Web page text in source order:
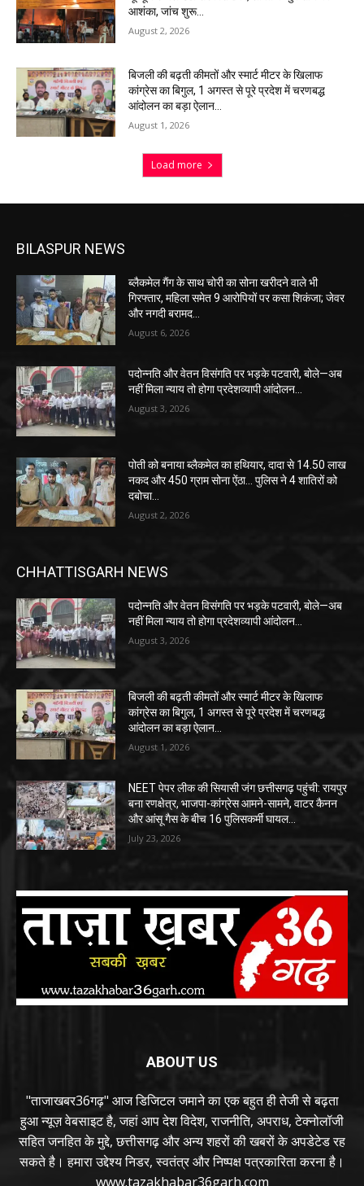
आशंका, जांच शुरू…
August 2, 2026
बिजली की बढ़ती कीमतों और स्मार्ट मीटर के खिलाफ
कांग्रेस का बिगुल, 1 अगस्त से पूरे प्रदेश में चरणबद्ध
आंदोलन का बड़ा ऐलान…
August 1, 2026
Load more
BILASPUR NEWS
ब्लैकमेल गैंग के साथ चोरी का सोना खरीदने वाले भी
गिरफ्तार, महिला समेत 9 आरोपियों पर कसा शिकंजा; जेवर
और नगदी बरामद…
August 6, 2026
पदोन्नति और वेतन विसंगति पर भड़के पटवारी, बोले—अब
नहीं मिला न्याय तो होगा प्रदेशव्यापी आंदोलन…
August 3, 2026
पोती को बनाया ब्लैकमेल का हथियार, दादा से 14.50 लाख
नकद और 450 ग्राम सोना ऐंठा… पुलिस ने 4 शातिरों को
दबोचा…
August 2, 2026
CHHATTISGARH NEWS
पदोन्नति और वेतन विसंगति पर भड़के पटवारी, बोले—अब
नहीं मिला न्याय तो होगा प्रदेशव्यापी आंदोलन…
August 3, 2026
बिजली की बढ़ती कीमतों और स्मार्ट मीटर के खिलाफ
कांग्रेस का बिगुल, 1 अगस्त से पूरे प्रदेश में चरणबद्ध
आंदोलन का बड़ा ऐलान…
August 1, 2026
NEET पेपर लीक की सियासी जंग छत्तीसगढ़ पहुंची: रायपुर
बना रणक्षेत्र, भाजपा-कांग्रेस आमने-सामने, वाटर कैनन
और आंसू गैस के बीच 16 पुलिसकर्मी घायल…
July 23, 2026
ABOUT US
"ताजाखबर36गढ़" आज डिजिटल जमाने का एक बहुत ही तेजी से बढ़ता
हुआ न्यूज़ वेबसाइट है, जहां आप देश विदेश, राजनीति, अपराध, टेक्नोलॉजी
सहित जनहित के मुद्दे, छत्तीसगढ़ और अन्य शहरों की खबरों के अपडेटेड रह
सकते है। हमारा उद्देश्य निडर, स्वतंत्र और निष्पक्ष पत्रकारिता करना है।
www.tazakhabar36garh.com